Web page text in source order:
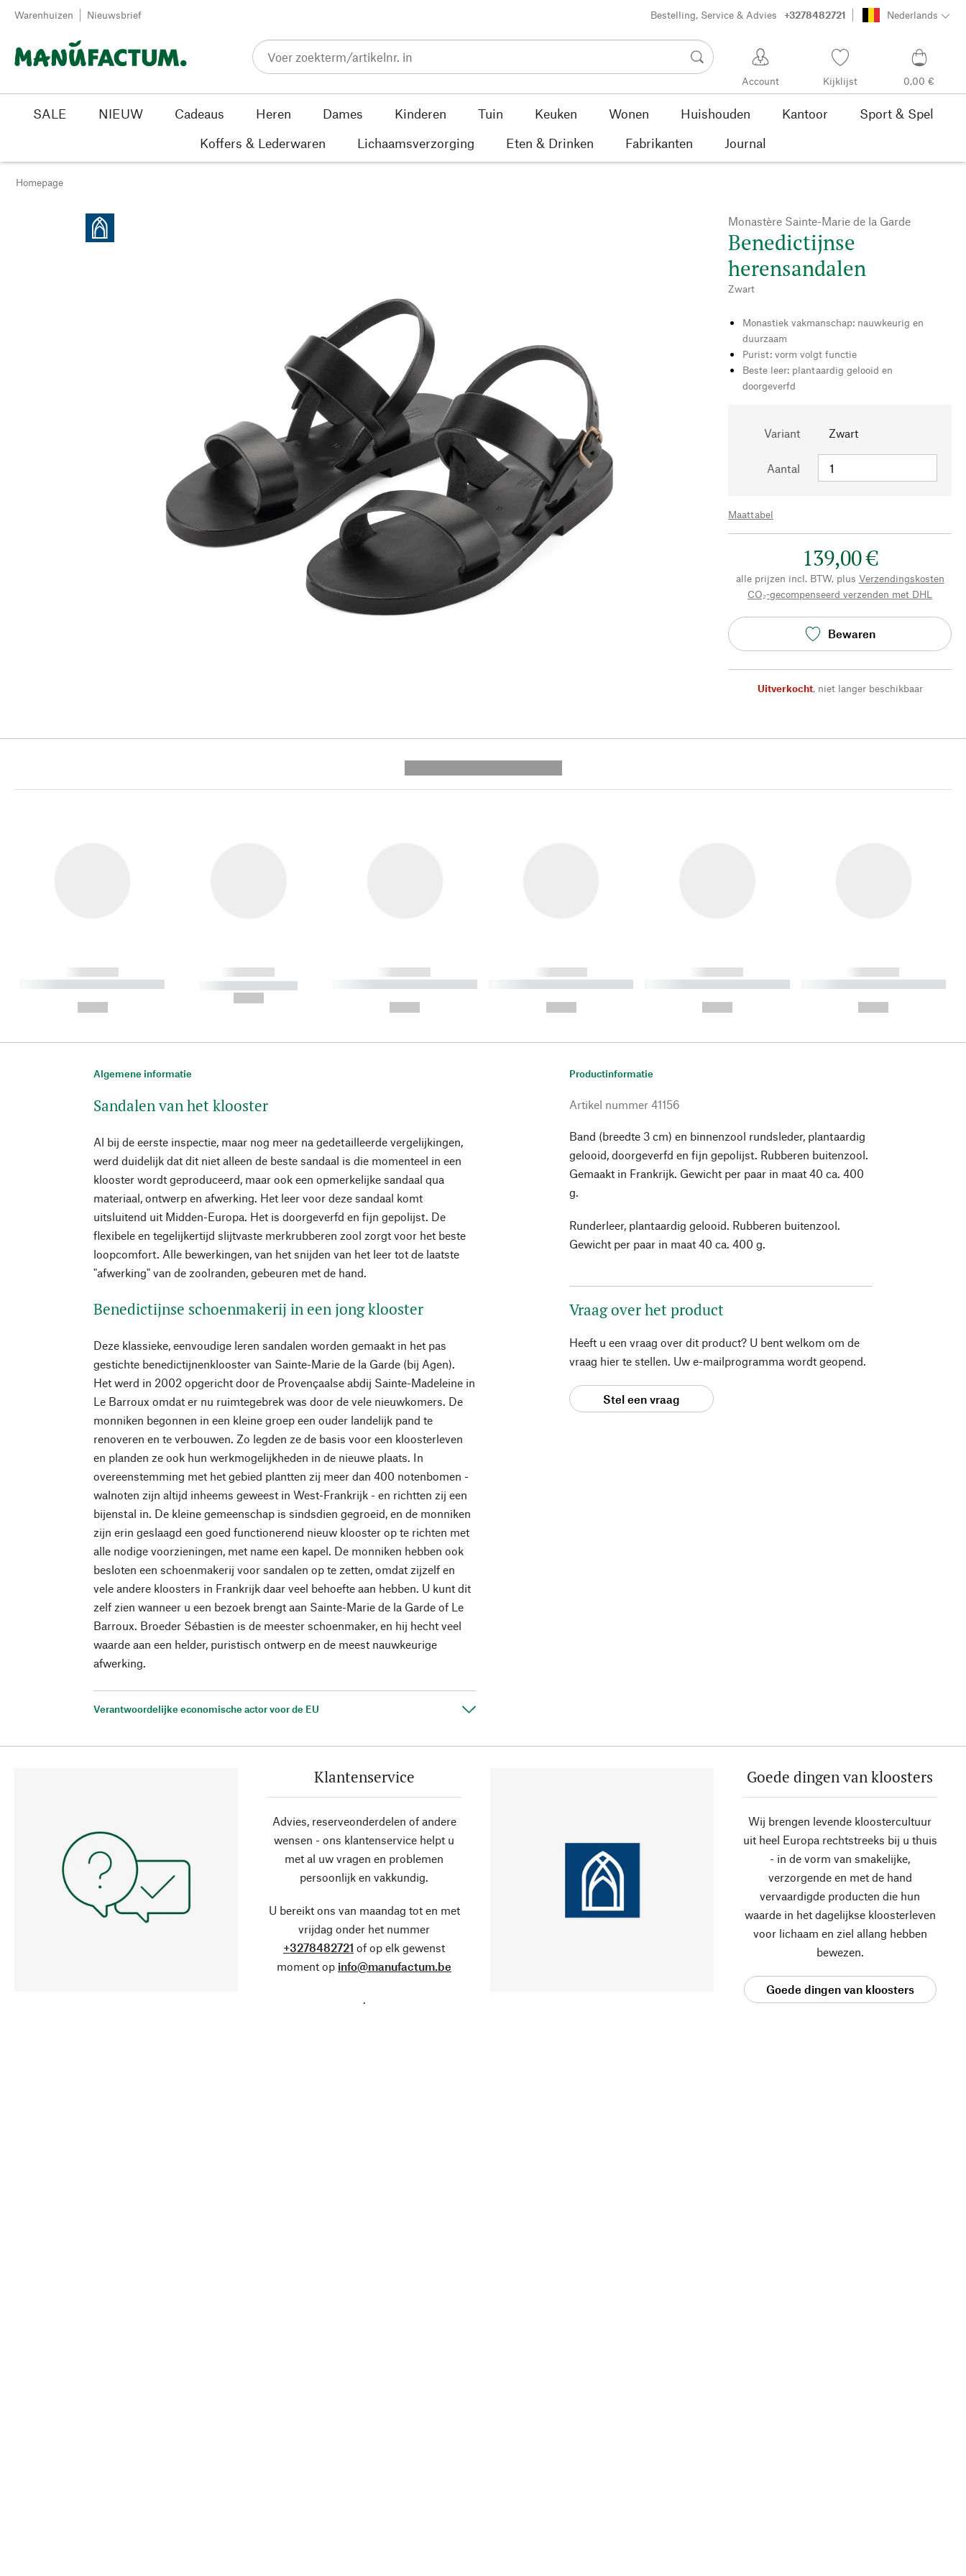
Passer au contenu
Warenhuizen Nieuwsbrief Bestelling, Service & Advies +3278482721 Nederlands
Account Kijklijst 0,00 €
SALE NIEUW Cadeaus Heren Dames Kinderen Tuin Keuken Wonen Huishouden Kantoor
Sport & Spel
Koffers & Lederwaren
Lichaamsverzorging Eten & Drinken Fabrikanten Journal
Homepage
Monastère Sainte-Marie de la Garde
Benedictijnse
herensandalen
Zwart
Monastiek vakmanschap: nauwkeurig en
duurzaam
Purist: vorm volgt functie
Beste leer: plantaardig gelooid en
doorgeverfd
Variant Zwart
Aantal
Maattabel
139,00 €
alle prijzen incl. BTW, plus Verzendingskosten
CO₂-gecompenseerd verzenden met DHL
Bewaren
Uitverkocht, niet langer beschikbaar
------------
----------- ----------- ----------
------------
----------- -----------
------------
----------- ----------- ----------
------------
----------- ----------- ----------
------------
----------- ----------- ----------
------------
----------- ----------- ----------
Algemene informatie
Sandalen van het klooster
Al bij de eerste inspectie, maar nog meer na gedetailleerde vergelijkingen,
werd duidelijk dat dit niet alleen de beste sandaal is die momenteel in een
klooster wordt geproduceerd, maar ook een opmerkelijke sandaal qua
materiaal, ontwerp en afwerking. Het leer voor deze sandaal komt
uitsluitend uit Midden-Europa. Het is doorgeverfd en fijn gepolijst. De
flexibele en tegelijkertijd slijtvaste merkrubberen zool zorgt voor het beste
loopcomfort. Alle bewerkingen, van het snijden van het leer tot de laatste
"afwerking" van de zoolranden, gebeuren met de hand.
Benedictijnse schoenmakerij in een jong klooster
Deze klassieke, eenvoudige leren sandalen worden gemaakt in het pas
gestichte benedictijnenklooster van Sainte-Marie de la Garde (bij Agen).
Het werd in 2002 opgericht door de Provençaalse abdij Sainte-Madeleine in
Le Barroux omdat er nu ruimtegebrek was door de vele nieuwkomers. De
monniken begonnen in een kleine groep een ouder landelijk pand te
renoveren en te verbouwen. Zo legden ze de basis voor een kloosterleven
en planden ze ook hun werkmogelijkheden in de nieuwe plaats. In
overeenstemming met het gebied plantten zij meer dan 400 notenbomen -
walnoten zijn altijd inheems geweest in West-Frankrijk - en richtten zij een
bijenstal in. De kleine gemeenschap is sindsdien gegroeid, en de monniken
zijn erin geslaagd een goed functionerend nieuw klooster op te richten met
alle nodige voorzieningen, met name een kapel. De monniken hebben ook
besloten een schoenmakerij voor sandalen op te zetten, omdat zijzelf en
vele andere kloosters in Frankrijk daar veel behoefte aan hebben. U kunt dit
zelf zien wanneer u een bezoek brengt aan Sainte-Marie de la Garde of Le
Barroux. Broeder Sébastien is de meester schoenmaker, en hij hecht veel
waarde aan een helder, puristisch ontwerp en de meest nauwkeurige
afwerking.
Verantwoordelijke economische actor voor de EU
Productinformatie
Artikel nummer 41156
Band (breedte 3 cm) en binnenzool rundsleder, plantaardig
gelooid, doorgeverfd en fijn gepolijst. Rubberen buitenzool.
Gemaakt in Frankrijk. Gewicht per paar in maat 40 ca. 400
g.
Runderleer, plantaardig gelooid. Rubberen buitenzool.
Gewicht per paar in maat 40 ca. 400 g.
Vraag over het product
Heeft u een vraag over dit product? U bent welkom om de
vraag hier te stellen. Uw e-mailprogramma wordt geopend.
Stel een vraag
Klantenservice
Advies, reserveonderdelen of andere
wensen - ons klantenservice helpt u
met al uw vragen en problemen
persoonlijk en vakkundig.
U bereikt ons van maandag tot en met
vrijdag onder het nummer
+3278482721 of op elk gewenst
moment op info@manufactum.be
.
Goede dingen van kloosters
Wij brengen levende kloostercultuur
uit heel Europa rechtstreeks bij u thuis
- in de vorm van smakelijke,
verzorgende en met de hand
vervaardigde producten die hun
waarde in het dagelijkse kloosterleven
voor lichaam en ziel allang hebben
bewezen.
Goede dingen van kloosters